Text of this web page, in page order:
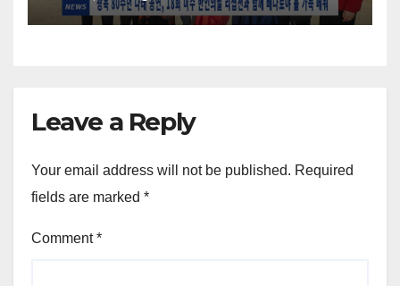
Leave a Reply
Your email address will not be published. Required
fields are marked *
Comment*